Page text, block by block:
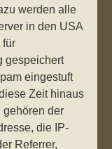
werden alle
in den USA
für
gespeichert
eingestuft
Zeit hinaus
gehören der
die IP-
Referrer,